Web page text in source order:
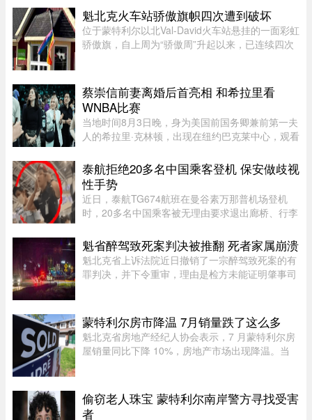
至周一下午，降雨量超过1 ...
魁北克火车站骄傲旗帜四次遭到破坏
位于蒙特利尔以北Val-David火车站悬挂的一面彩虹
骄傲旗，自上周为“骄傲周”升起以来，已连续四次
月5日还加装了监控摄像头 ...
蔡崇信前妻离婚后首亮相 和希拉里看
WNBA比赛
当地时间8月3日晚，身为美国前国务卿兼前第一夫
人的希拉里·克林顿，出现在纽约巴克莱中心，观看
队。主场作战的纽约自由队最终以 95-83 获胜，位
列总积分榜第七位，而风暴 ...
泰航拒绝20多名中国乘客登机 保安做歧视
性手势
近日，泰航TG674航班在曼谷素万那普机场登机
时，20多名中国乘客被无理由要求退出廊桥、行李
常起飞，现场还发生了安保人员做出歧视性“拉眼
角”手势的争议。截至目前， ...
魁省醉驾致死案判决被推翻 死者家属崩溃
魁北克省上诉法院近日撤销了一宗醉驾致死案的有
罪判决，并下令重审，理由是检方未能证明肇事司
Yannick Potvin驾驶踏板车行驶在Sai ...
蒙特利尔房市降温 7月销量跌了这么多
魁北克省房地产经纪人协会表示，7 月蒙特利尔房
屋销量同比下降 10%，房地产市场出现降温。当
地区所有房屋类型以及各 ...
偷窃老人珠宝 蒙特利尔南岸警方寻找受害
者